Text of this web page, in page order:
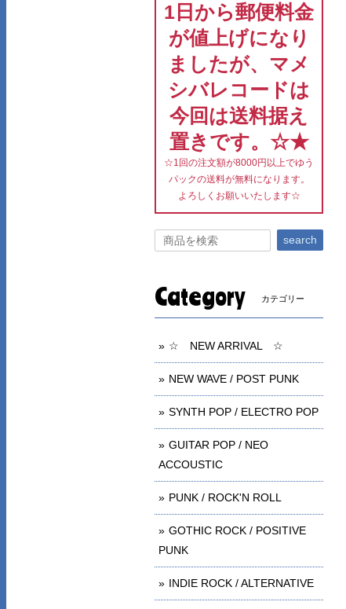
1日から郵便料金
が値上げになり
ましたが、マメ
シバレコードは
今回は送料据え
置きです。☆★
☆1回の注文額が8000円以上でゆう
パックの送料が無料になります。
よろしくお願いいたします☆
search
Category カテゴリー
☆ NEW ARRIVAL ☆
NEW WAVE / POST PUNK
SYNTH POP / ELECTRO POP
GUITAR POP / NEO
ACCOUSTIC
PUNK / ROCK'N ROLL
GOTHIC ROCK / POSITIVE
PUNK
INDIE ROCK / ALTERNATIVE